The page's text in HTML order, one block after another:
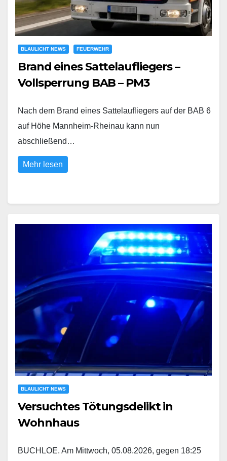
BLAULICHT NEWS FEUERWEHR
Brand eines Sattelaufliegers –
Vollsperrung BAB – PM3
Nach dem Brand eines Sattelaufliegers auf der BAB 6
auf Höhe Mannheim-Rheinau kann nun
abschließend…
Mehr lesen
BLAULICHT NEWS
Versuchtes Tötungsdelikt in
Wohnhaus
BUCHLOE. Am Mittwoch, 05.08.2026, gegen 18:25